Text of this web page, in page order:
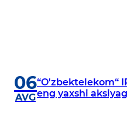
06
AVG
“O'zbektelekom“
eng yaxshi